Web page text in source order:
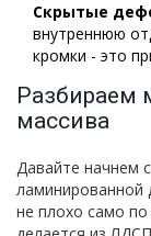
Скрытые
внутреннюю
кромки - это
Разбираем
массива
Давайте начнем
ламинированной
не плохо само